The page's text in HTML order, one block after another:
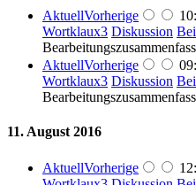
AktuellVorherige
Wortklaux3 Diskussion
AktuellVorherige
Wortklaux3 Diskussion
11. August 2016
AktuellVorherige